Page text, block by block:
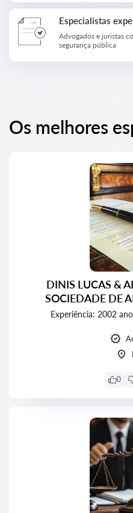
Especialistas
Advogados e juristas
segurança pública
Os melhores
DINIS LUCAS &
SOCIEDADE DE
Experiência: 2002
0